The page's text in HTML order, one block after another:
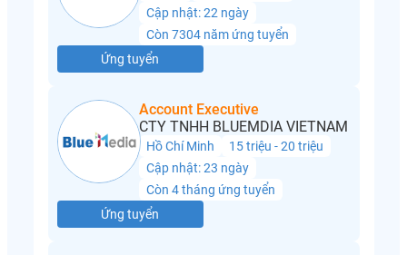
Cập nhật: 22 ngày
Còn 7304 năm ứng tuyển
Ứng tuyển
Account Executive
CTY TNHH BLUEMDIA VIETNAM
Hồ Chí Minh
15 triệu - 20 triệu
Cập nhật: 23 ngày
Còn 4 tháng ứng tuyển
Ứng tuyển